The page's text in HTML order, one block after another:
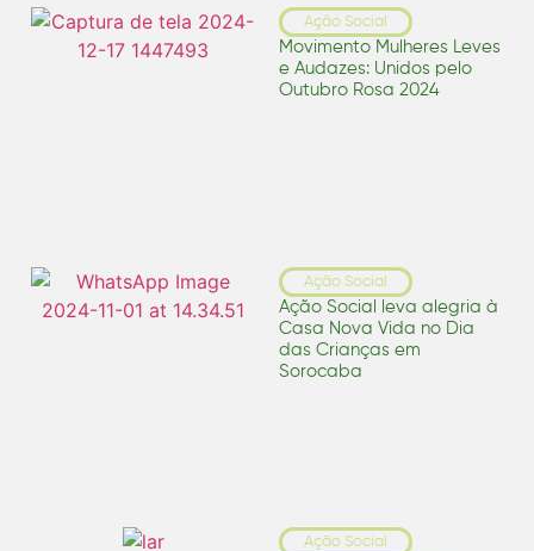
Ação Social
Movimento Mulheres Leves
e Audazes: Unidos pelo
Outubro Rosa 2024
Ação Social
Ação Social leva alegria à
Casa Nova Vida no Dia
das Crianças em
Sorocaba
Ação Social